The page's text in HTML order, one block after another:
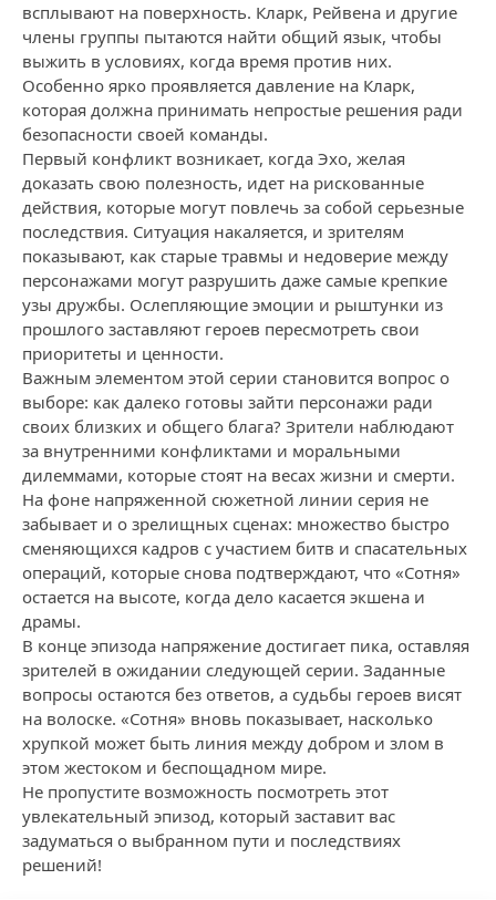
всплывают на поверхность. Кларк, Рейвена и другие
члены группы пытаются найти общий язык, чтобы
выжить в условиях, когда время против них.
Особенно ярко проявляется давление на Кларк,
которая должна принимать непростые решения ради
безопасности своей команды.
Первый конфликт возникает, когда Эхо, желая
доказать свою полезность, идет на рискованные
действия, которые могут повлечь за собой серьезные
последствия. Ситуация накаляется, и зрителям
показывают, как старые травмы и недоверие между
персонажами могут разрушить даже самые крепкие
узы дружбы. Ослепляющие эмоции и рыштунки из
прошлого заставляют героев пересмотреть свои
приоритеты и ценности.
Важным элементом этой серии становится вопрос о
выборе: как далеко готовы зайти персонажи ради
своих близких и общего блага? Зрители наблюдают
за внутренними конфликтами и моральными
дилеммами, которые стоят на весах жизни и смерти.
На фоне напряженной сюжетной линии серия не
забывает и о зрелищных сценах: множество быстро
сменяющихся кадров с участием битв и спасательных
операций, которые снова подтверждают, что «Сотня»
остается на высоте, когда дело касается экшена и
драмы.
В конце эпизода напряжение достигает пика, оставляя
зрителей в ожидании следующей серии. Заданные
вопросы остаются без ответов, а судьбы героев висят
на волоске. «Сотня» вновь показывает, насколько
хрупкой может быть линия между добром и злом в
этом жестоком и беспощадном мире.
Не пропустите возможность посмотреть этот
увлекательный эпизод, который заставит вас
задуматься о выбранном пути и последствиях
решений!